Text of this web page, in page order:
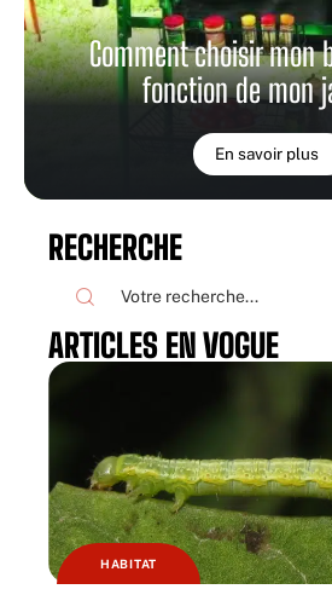
Comment choisir mon
fonction de mon
En savoir plus
RECHERCHE
ARTICLES EN VOGUE
HABITAT